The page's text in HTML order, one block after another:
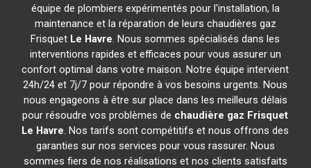
équipe de plombiers expérimentés pour l'installation, la
maintenance et la réparation de leurs chaudières gaz
Frisquet Le Havre. Nous sommes spécialisés dans les
interventions rapides et efficaces pour vous assurer un
confort optimal dans votre maison. Notre équipe intervient
24h/24 et 7j/7 pour répondre à vos besoins urgents. Nous
nous engageons à être sur place dans les meilleurs délais
pour résoudre vos problèmes de chaudière gaz Frisquet
Le Havre. Nos tarifs sont compétitifs et nous offrons des
garanties sur nos services pour vous rassurer. Nous
sommes fiers de nos réalisations et nos clients satisfaits